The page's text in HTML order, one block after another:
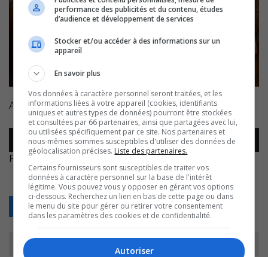
Avec Catherine Paul, nutritionniste et sportive.
Lecteur
audio
00:00 00:00
Photo de Mike Houser surUnsplash
Retour
performance des publicités et du contenu, études
d’audience et développement de services
Stocker et/ou accéder à des informations sur un
appareil
En savoir plus
Vos données à caractère personnel seront traitées, et les
informations liées à votre appareil (cookies, identifiants
uniques et autres types de données) pourront être stockées
et consultées par 66 partenaires, ainsi que partagées avec lui,
ou utilisées spécifiquement par ce site. Nos partenaires et
nous-mêmes sommes susceptibles d'utiliser des données de
géolocalisation précises. Liste des partenaires.
Certains fournisseurs sont susceptibles de traiter vos
données à caractère personnel sur la base de l'intérêt
légitime. Vous pouvez vous y opposer en gérant vos options
ci-dessous. Recherchez un lien en bas de cette page ou dans
le menu du site pour gérer ou retirer votre consentement
dans les paramètres des cookies et de confidentialité.
Autoriser